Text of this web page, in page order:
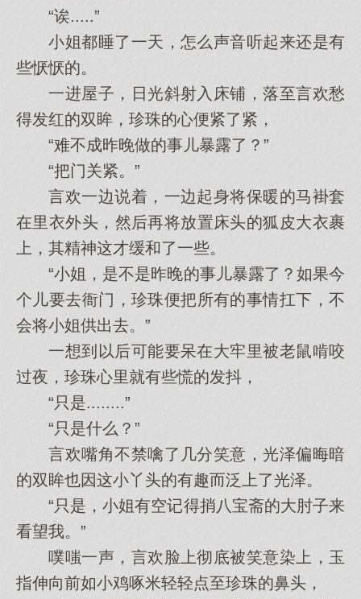
“诶.....”
小姐都睡了一天，怎么声音听起来还是有
些恹恹的。
一进屋子，日光斜射入床铺，落至言欢愁
得发红的双眸，珍珠的心便紧了紧，
“难不成昨晚做的事儿暴露了？”
“把门关紧。”
言欢一边说着，一边起身将保暖的马褂套
在里衣外头，然后再将放置床头的狐皮大衣裹
上，其精神这才缓和了一些。
“小姐，是不是昨晚的事儿暴露了？如果今
个儿要去衙门，珍珠便把所有的事情扛下，不
会将小姐供出去。”
一想到以后可能要呆在大牢里被老鼠啃咬
过夜，珍珠心里就有些慌的发抖，
“只是........”
“只是什么？”
言欢嘴角不禁噙了几分笑意，光泽偏晦暗
的双眸也因这小丫头的有趣而泛上了光泽。
“只是，小姐有空记得捎八宝斋的大肘子来
看望我。”
噗嗤一声，言欢脸上彻底被笑意染上，玉
指伸向前如小鸡啄米轻轻点至珍珠的鼻头，